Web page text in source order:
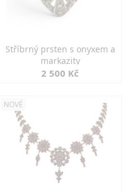
Stříbrný prsten s onyxem a
markazity
2 500 Kč
NOVÉ